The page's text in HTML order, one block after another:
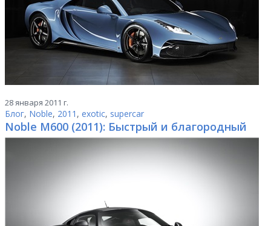
28 января 2011 г.
Блог, Noble, 2011 , exotic, supercar
Noble M600 (2011): Быстрый и благородный